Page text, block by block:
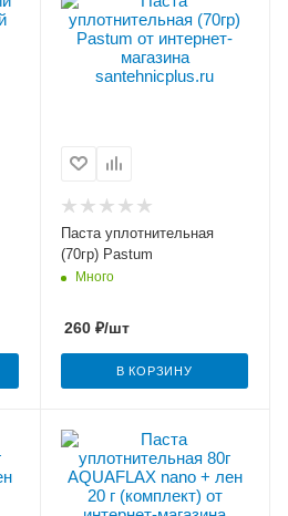
Паста уплотнительная
(70гр) Pastum
Много
260₽/шт
В КОРЗИНУ